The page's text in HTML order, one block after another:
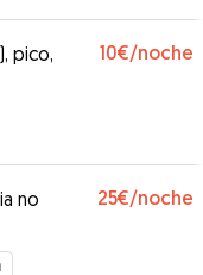
la atención al
cuales hemos
traquilos por el
Altamente
por todo.
pico,
10€/noche
no
25€/noche